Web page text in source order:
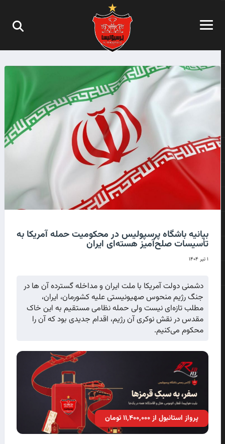
بیانیه باشگاه پرسپولیس در محکومیت حمله آمریکا به
تأسیسات صلح‌آمیز هسته‌ای ایران
۱ تیر ۱۴۰۴
دشمنی دولت آمریکا با ملت ایران و مداخله گسترده آن ها در
جنگ رژیم منحوس صهیونیستی علیه کشورمان، ایران،
مطلب تازه‌ای نیست ولی حمله نظامی مستقیم به این خاک
مقدس در نقش نوکری آن رژیم، اقدام جدیدی بود که آن را
محکوم می‌کنیم.
پرواز استانبول از ۱۱٬۴۰۰٬۰۰۰ تومان